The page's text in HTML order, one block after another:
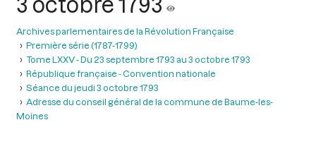
Archives parlementaires de la Révolution Française
Première série (1787-1799)
Tome LXXV - Du 23 septembre 1793 au 3 octobre 1793
République française - Convention nationale
Séance du jeudi 3 octobre 1793
Adresse du conseil général de la commune de Baume-les-
Moines